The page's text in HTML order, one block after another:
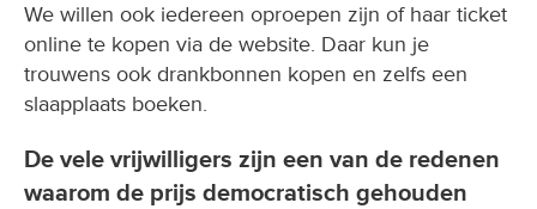
We willen ook iedereen oproepen zijn of haar ticket
online te kopen via de website. Daar kun je
trouwens ook drankbonnen kopen en zelfs een
slaapplaats boeken.
De vele vrijwilligers zijn een van de redenen
waarom de prijs democratisch gehouden